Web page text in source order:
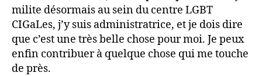
milite désormais au sein du centre LGBT
CIGaLes, j’y suis administratrice, et je dois dire
que c’est une très belle chose pour moi. Je peux
enfin contribuer à quelque chose qui me touche
de près.